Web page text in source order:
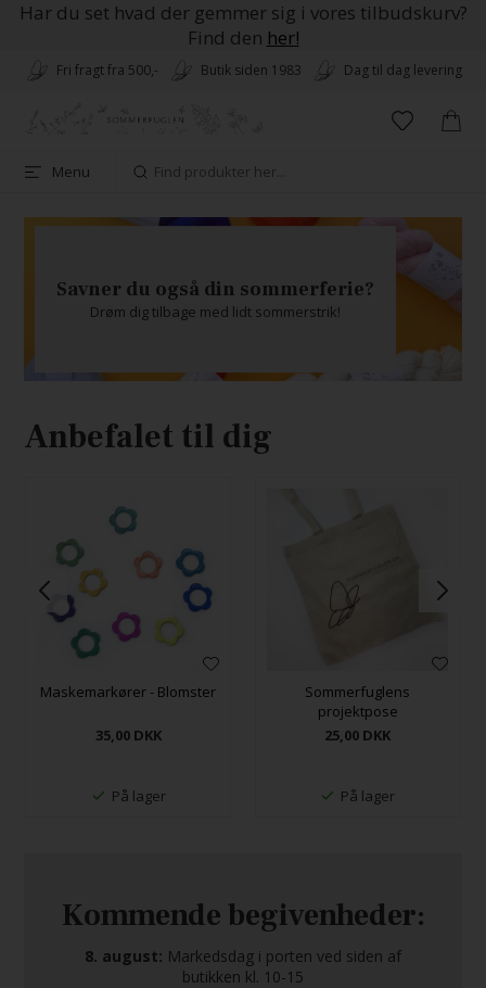
Har du set hvad der gemmer sig i vores tilbudskurv?
Find den her!
Fri fragt fra 500,- Butik siden 1983 Dag til dag levering
Menu
Savner du også din sommerferie?
Drøm dig tilbage med lidt sommerstrik!
Anbefalet til dig
Maskemarkører - Blomster
35,00 DKK
På lager
Sommerfuglens
projektpose
25,00 DKK
På lager
Kommende begivenheder:
8. august: Markedsdag i porten ved siden af
butikken kl. 10-15